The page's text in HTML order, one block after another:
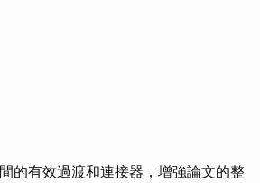
的有效過渡和連接器，增強論文的整